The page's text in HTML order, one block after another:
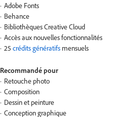
Adobe Fonts
Behance
Bibliothèques Creative Cloud
Accès aux nouvelles fonctionnalités
25 crédits génératifs mensuels
Recommandé pour
Retouche photo
Composition
Dessin et peinture
Conception graphique